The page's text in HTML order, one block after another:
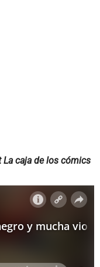
La caja de los cómics